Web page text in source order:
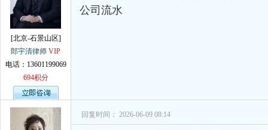
[北京-石景山区]
郎宇清律师 VIP
电话：13601199069
694积分
公司流水
回复时间： 2026-06-09 08:14